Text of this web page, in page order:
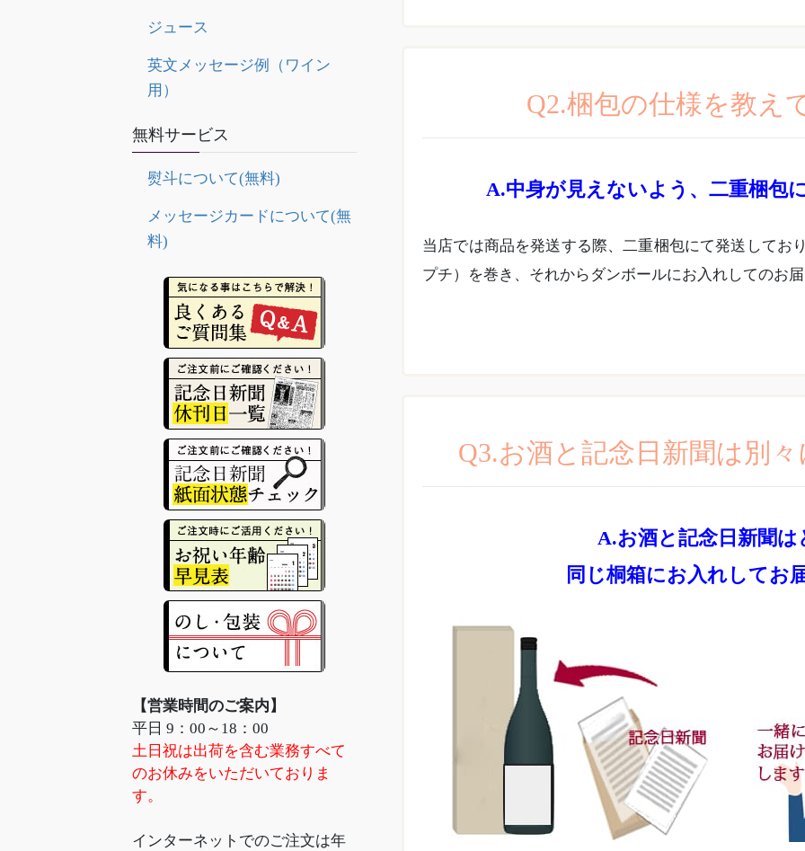
Q2.梱包の仕様を教え
中身が見えないよう、二重梱包
当店では商品を発送する際、二重梱包にて発送してお
プチ）を巻き、それからダンボールにお入れしてのお
Q3.お酒と記念日新聞は別
お酒と記念日新聞
同じ桐箱にお入れしてお
ジュース
英文メッセージ例（ワイン
用）
無料サービス
熨斗について(無料)
メッセージカードについて(無
料)
【営業時間のご案内】
平日 9：00～18：00
土日祝は出荷を含む業務すべて
のお休みをいただいておりま
す。
インターネットでのご注文は年